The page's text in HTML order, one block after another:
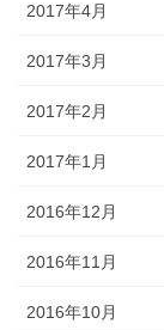
2017年4月
2017年3月
2017年2月
2017年1月
2016年12月
2016年11月
2016年10月